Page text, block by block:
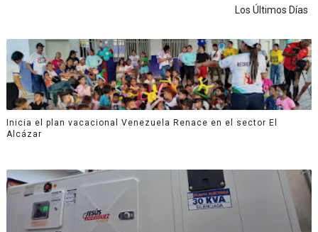
Los Últimos Días
Inicia el plan vacacional Venezuela Renace en el sector El
Alcázar